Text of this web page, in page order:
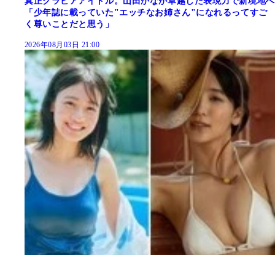
「少年誌に載っていた"エッチなお姉さん"になれるってすご
く尊いことだと思う」
2026年08月03日 21:00